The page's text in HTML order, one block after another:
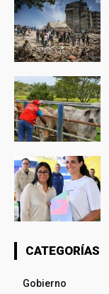
CATEGORÍAS
Gobierno